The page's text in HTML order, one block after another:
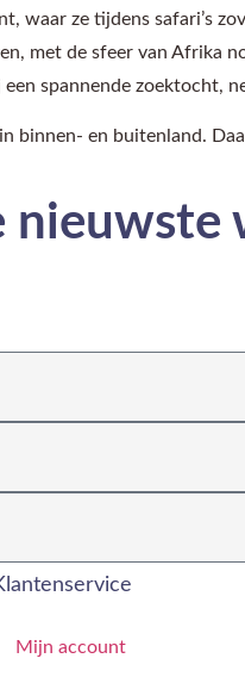
waar ze tijdens safari’s
met de sfeer van Afrika
spannende zoektocht,
binnen- en buitenland.
nieuwste
Mijn account